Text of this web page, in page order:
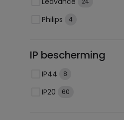
Philips 4
IP bescherming
IP44 8
IP20 60